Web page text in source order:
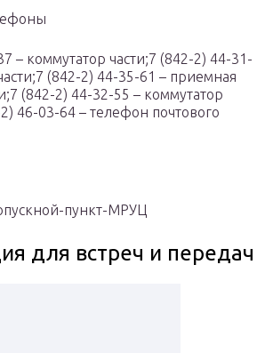
– коммутатор части;7 (842-2) 44-31-
(842-2) 44-35-61 – приемная
(842-2) 44-32-55 – коммутатор
46-03-64 – телефон почтового
пункт-МРУЦ
для встреч и передач